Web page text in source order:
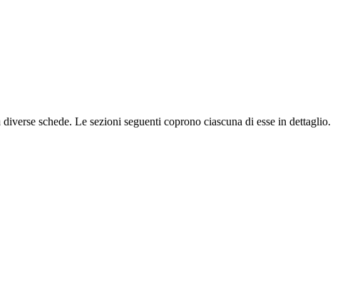
schede. Le sezioni seguenti coprono ciascuna di esse in dettaglio.